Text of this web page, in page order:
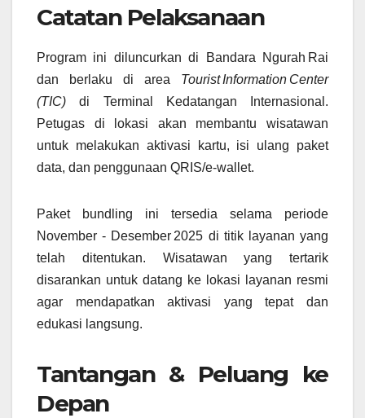
Catatan Pelaksanaan
Program ini diluncurkan di Bandara Ngurah Rai
dan berlaku di area Tourist Information Center
(TIC) di Terminal Kedatangan Internasional.
Petugas di lokasi akan membantu wisatawan
untuk melakukan aktivasi kartu, isi ulang paket
data, dan penggunaan QRIS/e‑wallet.
Paket bundling ini tersedia selama periode
November ‑ Desember 2025 di titik layanan yang
telah ditentukan. Wisatawan yang tertarik
disarankan untuk datang ke lokasi layanan resmi
agar mendapatkan aktivasi yang tepat dan
edukasi langsung.
Tantangan & Peluang ke
Depan